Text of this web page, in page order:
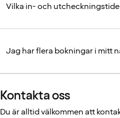
Vilka in- och
Jag har flera bokningar i mitt
Kontakta oss
Du är alltid välkommen att